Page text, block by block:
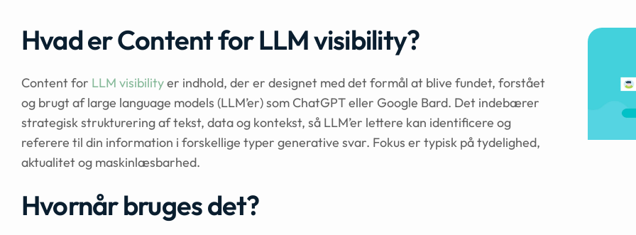
Hvad er Content for LLM visibility?
Content for LLM visibilityer indhold, der er designet med det formål at blive fundet, forstået
og brugt af large language models (LLM’er) som ChatGPT eller Google Bard. Det indebærer
strategisk strukturering af tekst, data og kontekst, så LLM’er lettere kan identificere og
referere til din information i forskellige typer generative svar. Fokus er typisk på tydelighed,
aktualitet og maskinlæsbarhed.
Hvornår bruges det?